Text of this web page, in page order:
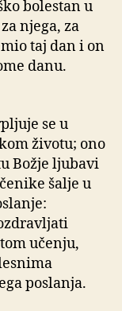
bolestan u
njega, za
taj dan i on
danu.
se u
životu; ono
Božje ljubavi
šalje u
učenju,
poslanja.